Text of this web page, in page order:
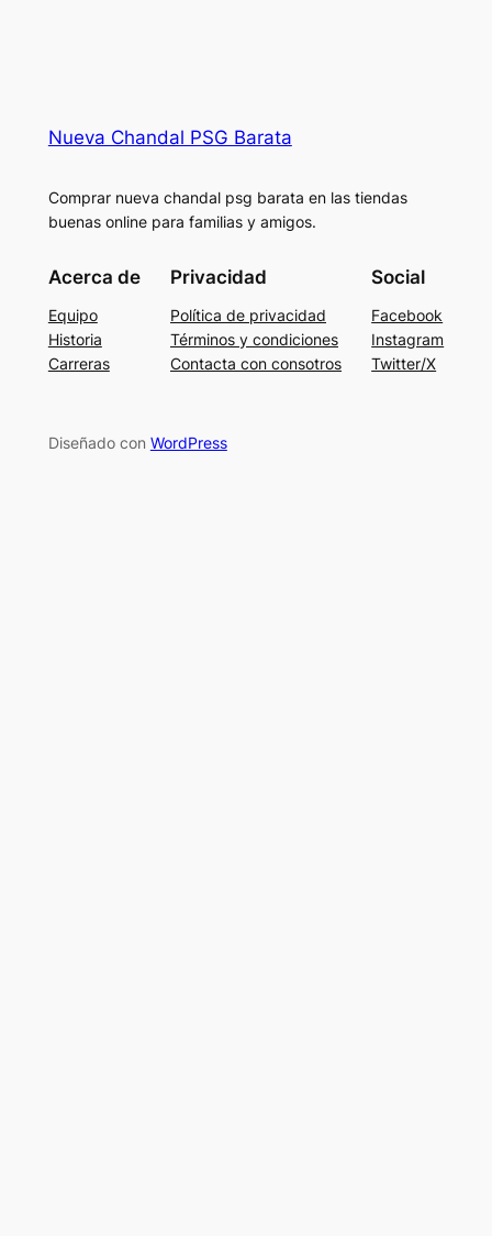
Nueva Chandal PSG Barata
Comprar nueva chandal psg barata en las tiendas
buenas online para familias y amigos.
Acerca de
Equipo
Historia
Carreras
Privacidad
Política de privacidad
Términos y condiciones
Contacta con consotros
Social
Facebook
Instagram
Twitter/X
Diseñado con WordPress